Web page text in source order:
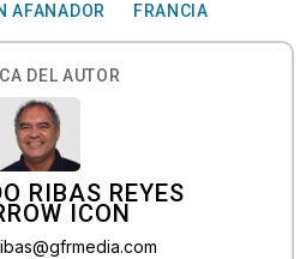
AFANADOR FRANCIA
DEL AUTOR
RIBAS REYES